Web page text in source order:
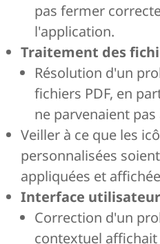
pas fermer
l'application.
Traitement des
Résolution d'un
fichiers PDF, en
ne parvenaient
Veiller à ce que les
personnalisées
appliquées et
Interface
Correction d'un
contextuel